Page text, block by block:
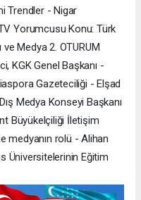
Trendler - Nigar
Yorumcusu Konu: Türk
Medya 2. OTURUM
KGK Genel Başkanı -
Gazeteciliği - Elşad
Medya Konseyi Başkanı
Büyükelçiliği İletişim
medyanın rolü - Alihan
Üniversitelerinin Eğitim